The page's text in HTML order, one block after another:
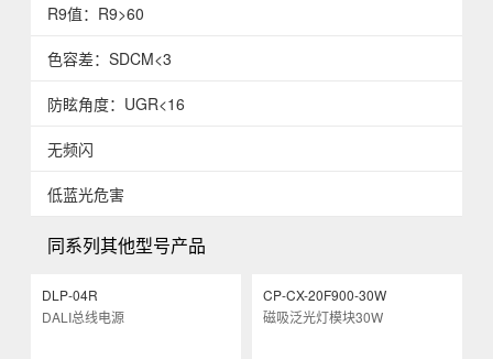
R9值：R9>60
色容差：SDCM<3
防眩角度：UGR<16
无频闪
低蓝光危害
同系列其他型号产品
DLP-04R
DALI总线电源
CP-CX-20F900-30W
磁吸泛光灯模块30W